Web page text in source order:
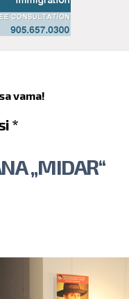
vama!
*
„MIDAR“